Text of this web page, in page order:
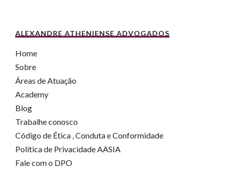
ALEXANDRE ATHENIENSE ADVOGADOS
Home
Sobre
Áreas de Atuação
Academy
Blog
Trabalhe conosco
Código de Ética , Conduta e Conformidade
Política de Privacidade AASIA
Fale com o DPO